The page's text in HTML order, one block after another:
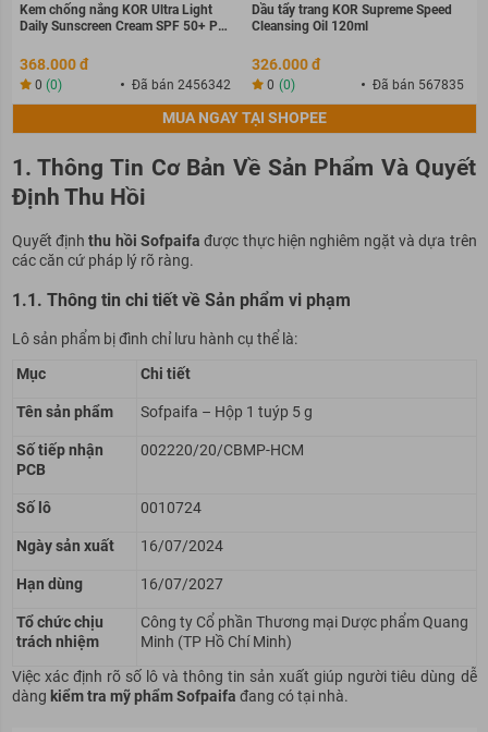
Kem chống nắng KOR Ultra Light
Daily Sunscreen Cream SPF 50+ PA
368.000 đ
0 (0) Đã bán 2456342
Dầu tẩy trang KOR Supreme Speed
Cleansing Oil 120ml
326.000 đ
0 (0) Đã bán 567835
MUA NGAY TẠI SHOPEE
1. Thông Tin Cơ Bản Về Sản Phẩm Và Quyết
Định Thu Hồi
Quyết địnhthu hồi Sofpaifa được thực hiện nghiêm ngặt và dựa trên
các căn cứ pháp lý rõ ràng.
1.1. Thông tin chi tiết về Sản phẩm vi phạm
Lô sản phẩm bị đình chỉ lưu hành cụ thể là:
Mục
Chi tiết
Tên sản phẩm Sofpaifa – Hộp 1 tuýp 5 g
Số tiếp nhận
PCB
002220/20/CBMP-HCM
Số lô 0010724
Ngày sản xuất 16/07/2024
Hạn dùng 16/07/2027
Tổ chức chịu
trách nhiệm
Công ty Cổ phần Thương mại Dược phẩm Quang
Minh (TP Hồ Chí Minh)
Việc xác định rõ số lô và thông tin sản xuất giúp người tiêu dùng dễ
dàng kiểm tra mỹ phẩm Sofpaifa đang có tại nhà.